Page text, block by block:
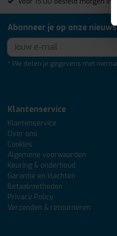
Abonneer je op onze
* We delen je gegevens met
Klantenservice
Klantenservice
Over ons
Cookies
Algemene voorwaarden
Keuring & onderhoud
Garantie en klachten
Betaalmethoden
Privacy Policy
Verzenden & retourneren